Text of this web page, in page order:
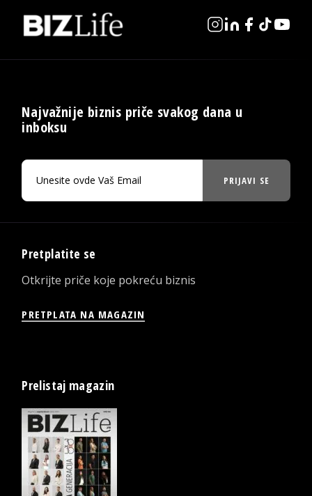
Najvažnije biznis priče svakog dana u
inboksu
PRIJAVI SE
Pretplatite se
Otkrijte priče koje pokreću biznis
PRETPLATA NA MAGAZIN
Prelistaj magazin